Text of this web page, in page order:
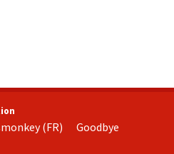
(FR) Goodbye